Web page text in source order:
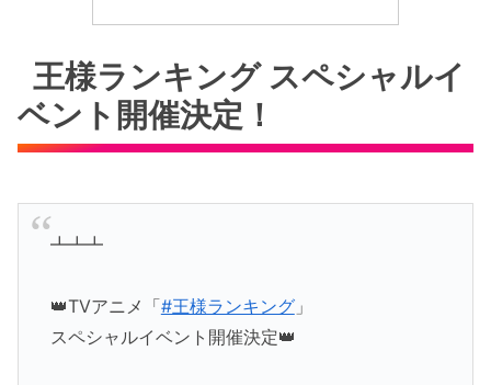
王様ランキング スペシャルイ
ベント開催決定！
┻┻┻
👑TVアニメ「#王様ランキング」
スペシャルイベント開催決定👑